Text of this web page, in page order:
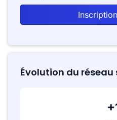
Évolution du réseau